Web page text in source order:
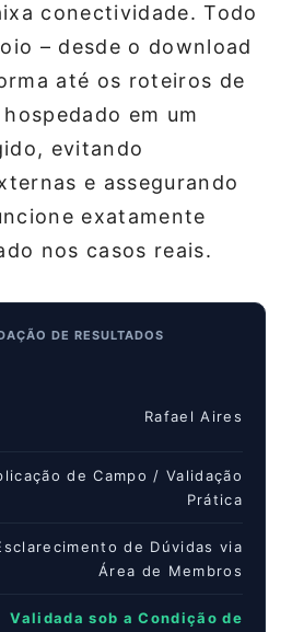
conectividade. Todo
– desde o download
até os roteiros de
em um
evitando
e assegurando
exatamente
nos casos reais.
DE RESULTADOS
Rafael Aires
de Campo / Validação
Prática
de Dúvidas via
Área de Membros
Validada sob a Condição de